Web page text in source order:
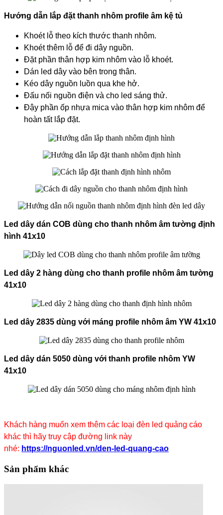
Hướng dẫn lắp đặt thanh nhôm profile âm kệ tủ
Khoét lỗ theo kích thước thanh nhôm.
Khoét thêm lỗ để đi dây nguồn.
Đặt phần thân hợp kim nhôm vào lỗ khoét.
Dán led dây vào bên trong thân.
Kéo dây nguồn luồn qua khe hở.
Đấu nối nguồn điện và cho led sáng thử.
Đậy phần ốp nhựa mica vào thân hợp kim nhôm để
hoàn tất lắp đặt.
Led dây dán COB dùng cho thanh nhôm âm tường định
hình 41x10
Led dây 2 hàng dùng cho thanh profile nhôm âm tường
41x10
Led dây 2835 dùng với máng profile nhôm âm YW 41x10
Led dây dán 5050 dùng với thanh profile nhôm YW
41x10
​Khách hàng muốn xem thêm các loại đèn led quảng cáo
khác thì hãy truy cập đường link này
nhé: https://nguonled.vn/den-led-quang-cao
Sản phẩm khác